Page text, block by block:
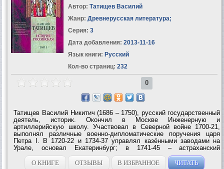
Автор: Татищев Василий
Жанр: Древнерусская литература;
Серия: 3
Дата добавления: 2013-11-16
Язык книги: Русский
Кол-во страниц: 232
0
Татищев Василий Никитич (1686 – 1750), русский государственный
деятель, историк. Окончил в Москве Инженерную и
артиллерийскую школу. Участвовал в Северной войне 1700-21,
выполнял различные военно-дипломатические поручения царя
Петра I. В 1720-22 и 1734-37 управлял казёнными заводами на
Урале, основал Екатеринбург; в 1741-45 – астраханский
губернатор. В 1730 активно выступал против верховников
(Верховный тайный совет). Татищев подготовил первую русскую...
О КНИГЕ ОТЗЫВЫ В ИЗБРАННОЕ ЧИТАТЬ